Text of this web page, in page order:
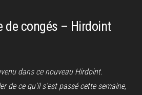
de congés – Hirdoint
dans ce nouveau Hirdoint.
de ce qu’il s’est passé cette semaine,